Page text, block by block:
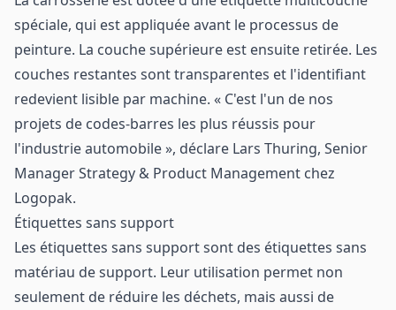
spéciale, qui est appliquée avant le processus de
peinture. La couche supérieure est ensuite retirée. Les
couches restantes sont transparentes et l'identifiant
redevient lisible par machine. « C'est l'un de nos
projets de codes-barres les plus réussis pour
l'industrie automobile », déclare Lars Thuring, Senior
Manager Strategy & Product Management chez
Logopak.
Étiquettes sans support
Les étiquettes sans support sont des étiquettes sans
matériau de support. Leur utilisation permet non
seulement de réduire les déchets, mais aussi de